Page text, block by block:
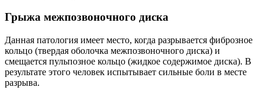
Грыжа межпозвоночного диска
Данная патология имеет место, когда разрывается фиброзное
кольцо (твердая оболочка межпозвоночного диска) и
смещается пульпозное кольцо (жидкое содержимое диска). В
результате этого человек испытывает сильные боли в месте
разрыва.